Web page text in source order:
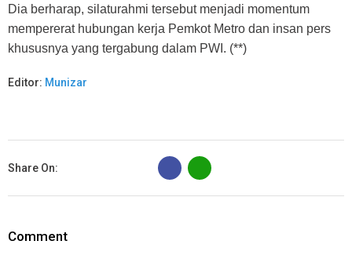
Dia berharap, silaturahmi tersebut menjadi momentum
mempererat hubungan kerja Pemkot Metro dan insan pers
khususnya yang tergabung dalam PWI. (**)
Editor: Munizar
Share On:
B
Comment